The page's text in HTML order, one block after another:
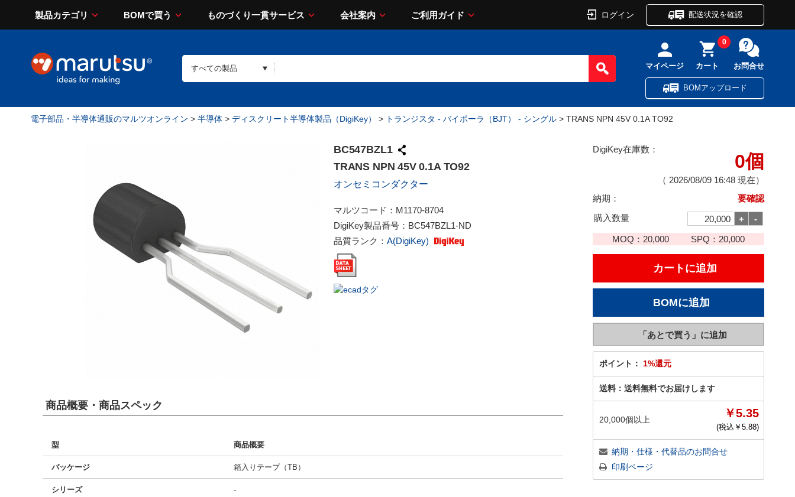
製品カテゴリ BOMで買う ものづくり一貫サービス 会社案内 ご利用ガイド ログイン 配送状況を確認
マイページ カート
0
お問合せ
BOMアップロード
電子部品・半導体通販のマルツオンライン > 半導体 > ディスクリート半導体製品（DigiKey） > トランジスタ - バイポーラ（BJT） - シングル > TRANS NPN 45V 0.1A TO92
BC547BZL1
TRANS NPN 45V 0.1A TO92
オンセミコンダクター
マルツコード： M1170-8704
DigiKey製品番号： BC547BZL1-ND
品質ランク： A(DigiKey)
DigiKey在庫数：
0個
（ 2026/08/09 16:48 現在）
納期：
要確認
購入数量
MOQ： 20,000 SPQ： 20,000
ポイント： 1%還元
送料： 送料無料でお届けします
20,000個以上 ￥5.35
(税込￥ 5.88)
納期・仕様・代替品のお問合せ
印刷ページ
商品概要・商品スペック
型 商品概要
パッケージ 箱入りテープ（TB）
シリーズ -